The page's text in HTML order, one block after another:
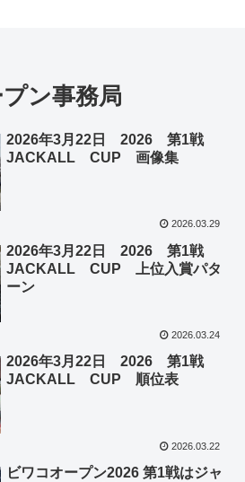
ン事務局
2026年3月22日 2026 第1戦
JACKALL CUP 画像集
2026.03.29
2026年3月22日 2026 第1戦
JACKALL CUP 上位入賞パタ
ーン
2026.03.24
2026年3月22日 2026 第1戦
JACKALL CUP 順位表
2026.03.22
ビワコオープン2026 第1戦はジャ